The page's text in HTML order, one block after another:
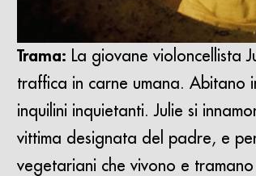
Trama: La giovane violoncellista
traffica in carne umana. Abitano
inquilini inquietanti. Julie si
vittima designata del padre, e
vegetariani che vivono e